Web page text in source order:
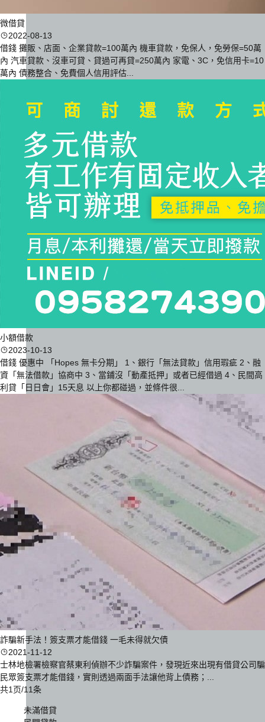
微借貸
2022-08-13
借錢 攤販、店面、企業貸款=100萬內 機車貸款，免保人，免勞保=50萬
內 汽車貸款、沒車可貸、貸過可再貸=250萬內 家電、3C，免信用卡=10
萬內 債務整合、免費個人信用評估...
小額借款
2023-10-13
借錢 優惠中 「Hopes 無卡分期」 1、銀行「無法貸款」信用瑕疵 2、融
資「無法借款」協商中 3、當鋪沒「動產抵押」或者已經借過 4、民間高
利貸「日日會」15天息 以上你都碰過，並條件很...
詐騙新手法！簽支票才能借錢 一毛未得就欠債
2021-11-12
士林地檢署檢察官蔡東利偵辦不少詐騙案件，發現近來出現有借貸公司騙
民眾簽支票才能借錢，實則透過兩面手法讓他背上債務；...
共1页/11条
未滿借貸